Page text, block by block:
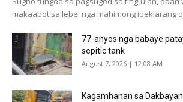
makaabot sa lebel nga mahimong ideklarang
77-anyos nga babaye
sepitic tank
August 7, 2026 | 12:08 AM
Kagamhanan sa